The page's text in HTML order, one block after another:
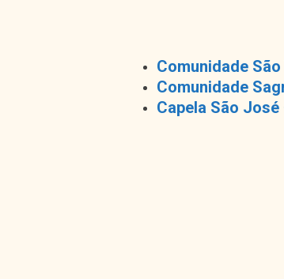
Comunidade
Comunidade
Capela São